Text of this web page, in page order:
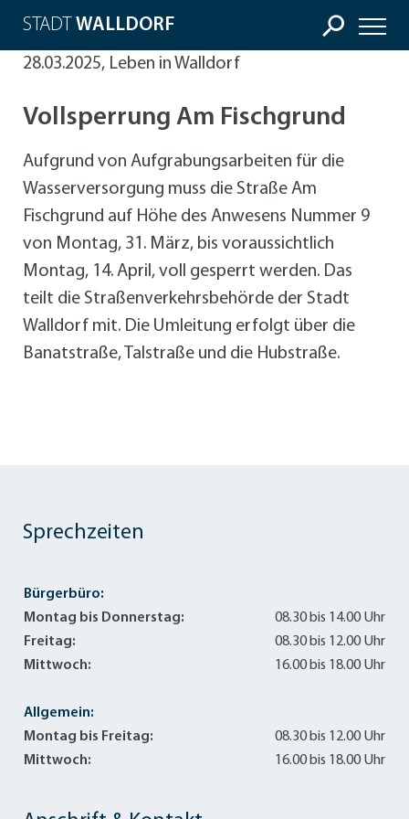
STADT WALLDORF
28.03.2025, Leben in Walldorf
Vollsperrung Am Fischgrund
Aufgrund von Aufgrabungsarbeiten für die
Wasserversorgung muss die Straße Am
Fischgrund auf Höhe des Anwesens Nummer 9
von Montag, 31. März, bis voraussichtlich
Montag, 14. April, voll gesperrt werden. Das
teilt die Straßenverkehrsbehörde der Stadt
Walldorf mit. Die Umleitung erfolgt über die
Banatstraße, Talstraße und die Hubstraße.
Sprechzeiten
Bürgerbüro:
Montag bis Donnerstag:
08.30 bis 14.00 Uhr
Freitag:
08.30 bis 12.00 Uhr
Mittwoch:
16.00 bis 18.00 Uhr
Allgemein:
Montag bis Freitag:
08.30 bis 12.00 Uhr
Mittwoch:
16.00 bis 18.00 Uhr